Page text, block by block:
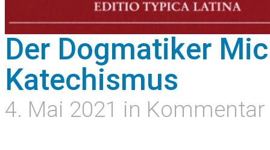
Der Dogmatiker
Katechismus
4. Mai 2021 in Kommentar